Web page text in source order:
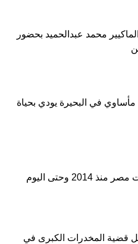
محمد عبدالحميد بحضور
في البحيرة يودي بحياة
2014 وحتى اليوم
قضية المخدرات الكبرى في